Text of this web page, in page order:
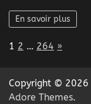
En savoir plus
Page:
1 2 … 264 Next
»
Copyright © 2026
Adore Themes.